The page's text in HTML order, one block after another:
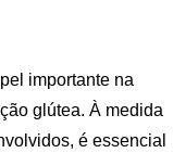
importante na
glútea. À medida
é essencial